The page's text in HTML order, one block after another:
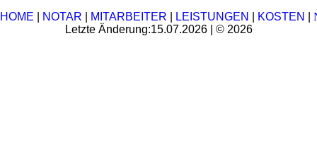
HOME NOTAR MITARBEITER LEISTUNGEN KOSTEN
Letzte Änderung:15.07.2026 | © 2026